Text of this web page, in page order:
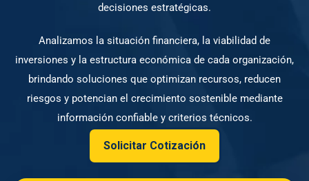
decisiones estratégicas.
Analizamos la situación financiera, la viabilidad de
inversiones y la estructura económica de cada organización,
brindando soluciones que optimizan recursos, reducen
riesgos y potencian el crecimiento sostenible mediante
información confiable y criterios técnicos.
Solicitar Cotización